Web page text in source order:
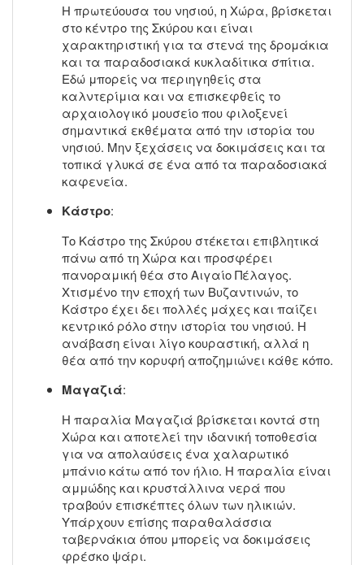
Η πρωτεύουσα του νησιού, η Χώρα, βρίσκεται
στο κέντρο της Σκύρου και είναι
χαρακτηριστική για τα στενά της δρομάκια
και τα παραδοσιακά κυκλαδίτικα σπίτια.
Εδώ μπορείς να περιηγηθείς στα
καλντερίμια και να επισκεφθείς το
αρχαιολογικό μουσείο που φιλοξενεί
σημαντικά εκθέματα από την ιστορία του
νησιού. Μην ξεχάσεις να δοκιμάσεις και τα
τοπικά γλυκά σε ένα από τα παραδοσιακά
καφενεία.
Κάστρο:
Το Κάστρο της Σκύρου στέκεται επιβλητικά
πάνω από τη Χώρα και προσφέρει
πανοραμική θέα στο Αιγαίο Πέλαγος.
Χτισμένο την εποχή των Βυζαντινών, το
Κάστρο έχει δει πολλές μάχες και παίζει
κεντρικό ρόλο στην ιστορία του νησιού. Η
ανάβαση είναι λίγο κουραστική, αλλά η
θέα από την κορυφή αποζημιώνει κάθε κόπο.
Μαγαζιά:
Η παραλία Μαγαζιά βρίσκεται κοντά στη
Χώρα και αποτελεί την ιδανική τοποθεσία
για να απολαύσεις ένα χαλαρωτικό
μπάνιο κάτω από τον ήλιο. Η παραλία είναι
αμμώδης και κρυστάλλινα νερά που
τραβούν επισκέπτες όλων των ηλικιών.
Υπάρχουν επίσης παραθαλάσσια
ταβερνάκια όπου μπορείς να δοκιμάσεις
φρέσκο ψάρι.